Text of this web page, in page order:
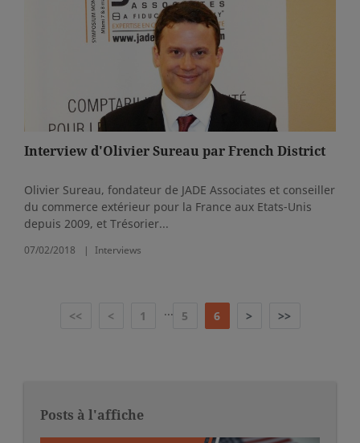
Interview d'Olivier Sureau par French District
Olivier Sureau, fondateur de JADE Associates et conseiller
du commerce extérieur pour la France aux Etats-Unis
depuis 2009, et Trésorier...
07/02/2018 Interviews
<< < 1 ... 5 6 > >>
Posts à l'affiche